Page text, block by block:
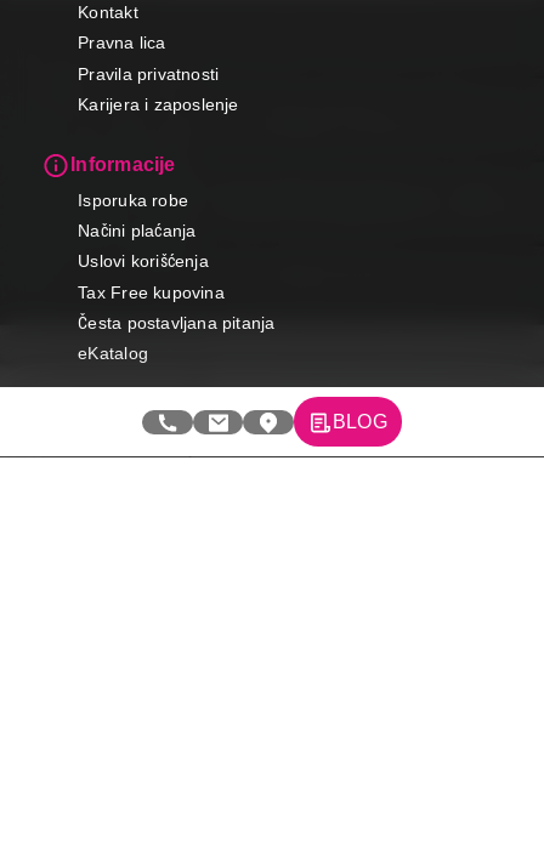
Kontakt
Pravna lica
Pravila privatnosti
Karijera i zaposlenje
Informacije
Isporuka robe
Načini plaćanja
Uslovi korišćenja
Tax Free kupovina
Česta postavljana pitanja
eKatalog
Korisnički servis BLOG